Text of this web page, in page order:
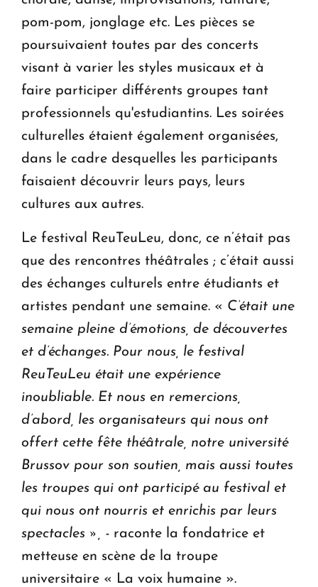
pom-pom, jonglage etc. Les pièces se
poursuivaient toutes par des concerts
visant à varier les styles musicaux et à
faire participer différents groupes tant
professionnels qu'estudiantins. Les soirées
culturelles étaient également organisées,
dans le cadre desquelles les participants
faisaient découvrir leurs pays, leurs
cultures aux autres.
Le festival ReuTeuLeu, donc, ce n’était pas
que des rencontres théâtrales ; c’était aussi
des échanges culturels entre étudiants et
artistes pendant une semaine. « C’était une
semaine pleine d’émotions, de découvertes
et d’échanges. Pour nous, le festival
ReuTeuLeu était une expérience
inoubliable. Et nous en remercions,
d’abord, les organisateurs qui nous ont
offert cette fête théâtrale, notre université
Brussov pour son soutien, mais aussi toutes
les troupes qui ont participé au festival et
qui nous ont nourris et enrichis par leurs
spectacles », - raconte la fondatrice et
metteuse en scène de la troupe
universitaire « La voix humaine ».